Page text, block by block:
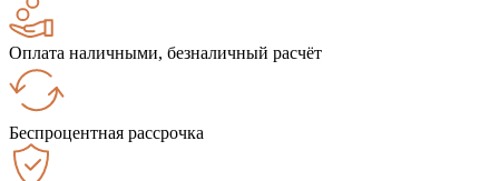
Оплата наличными, безналичный расчёт
Беспроцентная рассрочка